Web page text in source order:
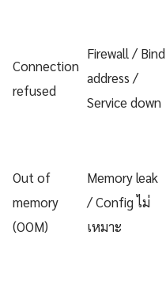
Connection
refused
Firewall / Bind
address /
Service down
Out of
memory
(OOM)
Memory leak
/ Config ไม่
เหมาะ